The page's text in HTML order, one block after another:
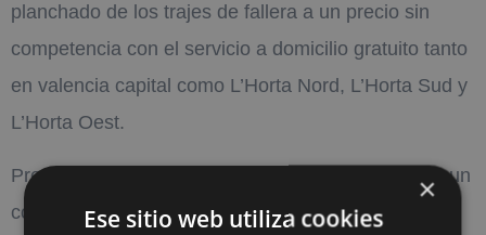
planchado de los trajes de fallera a un precio sin
competencia con el servicio a domicilio gratuito tanto
en valencia capital como L’Horta Nord, L’Horta Sud y
L’Horta Oest.
Predesmanchado, lavado, secado y planchado de un
corpiño de fallera adulta + manteleta si la lleva.
×
Ese sitio web utiliza cookies